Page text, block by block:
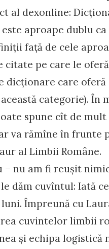
al dexonline:
aproape dublu
față de cele
pe care le
dicționare care
categorie).
spune cît de
va rămîne în frunte
al Limbii
– nu am fi reușit
dăm cuvîntul: Iată
Împreună cu
cuvintelor limbii
și echipa logistică